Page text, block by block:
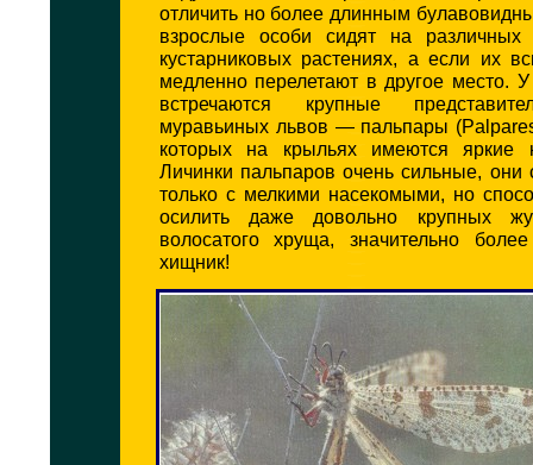
отличить но более длинным
взрослые особи сидят на различных
кустарниковых растениях, а если их
медленно перелетают в другое место.
встречаются крупные
муравьиных львов — пальпары
которых на крыльях имеются яркие
Личинки пальпаров очень сильные, они
только с мелкими насекомыми, но
осилить даже довольно крупных
волосатого хруща, значительно
хищник!